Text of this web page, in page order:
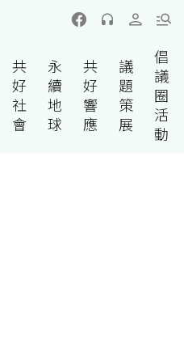
共
好
社
會
永
續
地
球
共
好
響
應
議
題
策
展
倡
議
圈
活
動